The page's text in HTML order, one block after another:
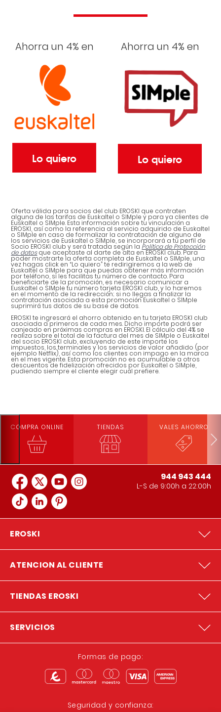
Ahorra un 4% en
Lo quiero
Ahorra un 4% en
Lo quiero
Oferta válida para socios del club EROSKI que contraten
alguna de las tarifas de Euskaltel o SIMple y para ya clientes de
Euskaltel o SIMple. Esta información sobre tu vinculación a
EROSKI, así como la referencia al servicio adquirido de Euskaltel
o SIMple en caso de formalizar la contratación de alguno de
los servicios de Euskaltel o SIMple, se incorporará a tu perfil de
Socio EROSKI club y será tratada según la Política de Protección
de datosque aceptaste al darte de alta en EROSKI club. Para
poder mostrarte la oferta completa de Euskaltel o SIMple, una
vez hagas click en “Lo quiero” te redirigiremos a la web de
Euskaltel o SIMple para que puedas obtener más información
por teléfono, si les facilitas tu número de contacto. Para
beneficiarte de la promoción, es necesario comunicar a
Euskaltel o SIMple tu número tarjeta EROSKI club, y lo haremos
en el momento de la redirección; si no llegas a finalizar la
contratación asociada a esta promoción Euskaltel o SIMple
suprimirá tus datos de su base de datos.
EROSKI te ingresará el ahorro obtenido en tu tarjeta EROSKI club
asociada a primeros de cada mes. Dicho importe podrá ser
canjeado en próximas compras en EROSKI. El cálculo del 4% se
realiza sobre el total de la factura del mes de SIMple o Euskaltel
del socio EROSKI club, excluyendo de este importe los
impuestos, los terminales y los servicios de valor añadido (por
ejemplo Netflix), así como los clientes con impago en la marca
en el mes vigente. Esta promoción no es acumulable a otros
descuentos de fidelización ofrecidos por Euskaltel o SIMple,
pudiendo siempre el cliente elegir cuál prefiere.
COMPRA ONLINE TIENDAS VALES AHORRO
944 943 444
L-S de 9:00h a 22:00h
EROSKI
ATENCION AL CLIENTE
TIENDAS EROSKI
SERVICIOS
Formas de pago:
Seguridad y confianza: